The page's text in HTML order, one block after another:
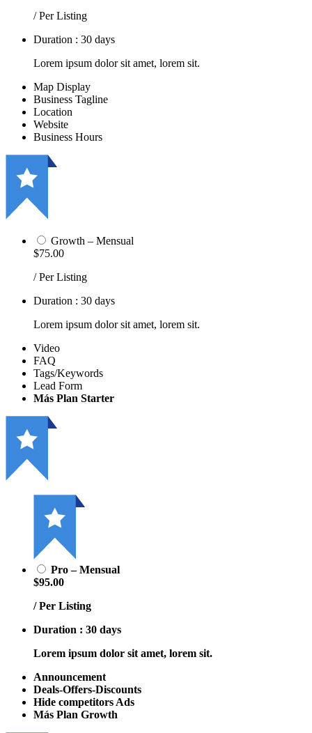
/ Per Listing
Duration : 30 days
Lorem ipsum dolor sit amet, lorem sit.
Map Display
Business Tagline
Location
Website
Business Hours
Growth – Mensual
$75.00
/ Per Listing
Duration : 30 days
Lorem ipsum dolor sit amet, lorem sit.
Video
FAQ
Tags/Keywords
Lead Form
Más Plan Starter
Pro – Mensual
$95.00
/ Per Listing
Duration : 30 days
Lorem ipsum dolor sit amet, lorem sit.
Announcement
Deals-Offers-Discounts
Hide competitors Ads
Más Plan Growth